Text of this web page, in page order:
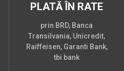
PLATĂ ÎN RATE
prin BRD, Banca
Transilvania, Unicredit,
Raiffeisen, Garanti Bank,
tbi bank